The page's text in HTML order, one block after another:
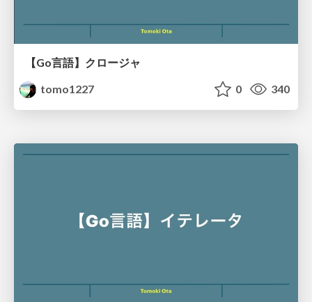
【Go言語】クロージャ
tomo1227
0 340